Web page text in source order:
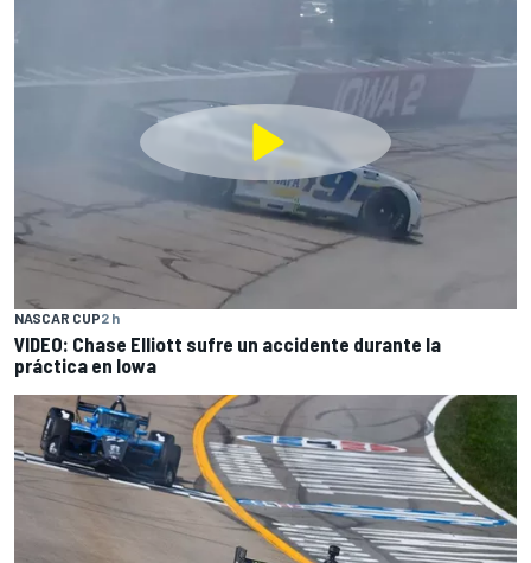
NASCAR CUP2 h
VIDEO: Chase Elliott sufre un accidente durante la
práctica en Iowa